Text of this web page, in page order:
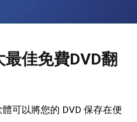
佳免費DVD翻
可以將您的 DVD 保存在便